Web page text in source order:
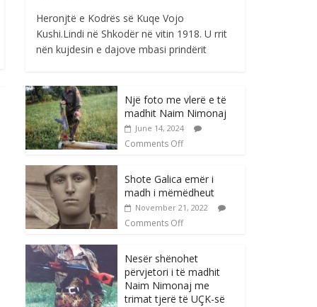
Heronjtë e Kodrës së Kuqe Vojo
Kushi.Lindi në Shkodër në vitin 1918. U rrit
nën kujdesin e dajove mbasi prindërit
Një foto me vlerë e të
madhit Naim Nimonaj
June 14, 2024
Comments Off
Shote Galica emër i
madh i mëmëdheut
November 21, 2022
Comments Off
Nesër shënohet
përvjetori i të madhit
Naim Nimonaj me
trimat tjerë të UÇK-së